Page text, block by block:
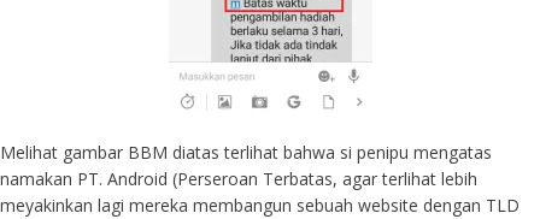
Melihat gambar BBM diatas terlihat bahwa si penipu mengatas
namakan PT. Android (Perseroan Terbatas, agar terlihat lebih
meyakinkan lagi mereka membangun sebuah website dengan TLD